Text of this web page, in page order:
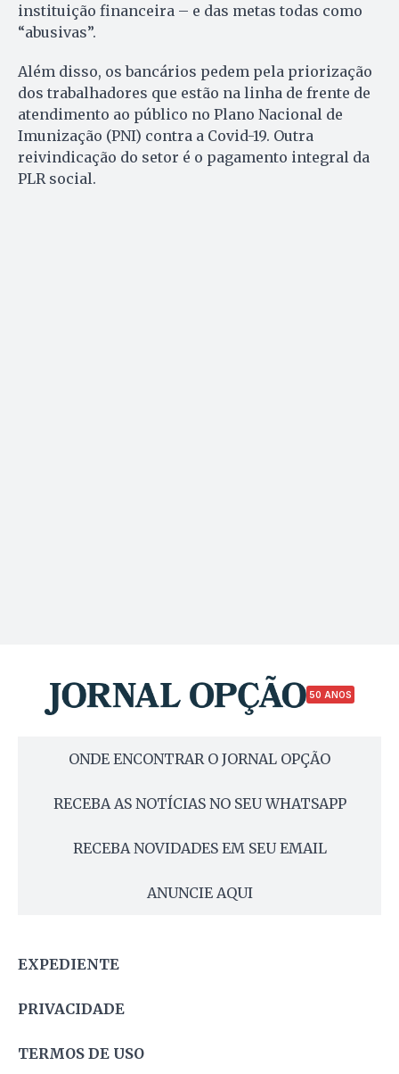
instituição financeira – e das metas todas como
“abusivas”.
Além disso, os bancários pedem pela priorização
dos trabalhadores que estão na linha de frente de
atendimento ao público no Plano Nacional de
Imunização (PNI) contra a Covid-19. Outra
reivindicação do setor é o pagamento integral da
PLR social.
50 ANOS
ONDE ENCONTRAR O JORNAL OPÇÃO
RECEBA AS NOTÍCIAS NO SEU WHATSAPP
RECEBA NOVIDADES EM SEU EMAIL
ANUNCIE AQUI
EXPEDIENTE
PRIVACIDADE
TERMOS DE USO